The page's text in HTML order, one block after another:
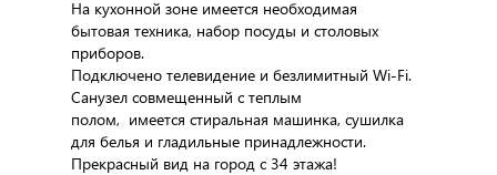
На кухонной зоне имеется необходимая
бытовая техника, набор посуды и столовых
приборов.
Подключено телевидение и безлимитный Wi-Fi.
Санузел совмещенный с теплым
полом, имеется стиральная машинка, сушилка
для белья и гладильные принадлежности.
Прекрасный вид на город с 34 этажа!